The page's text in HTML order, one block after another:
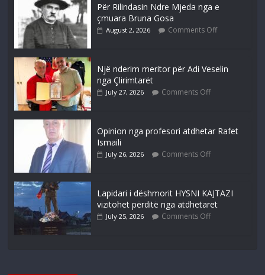
Për Rilindasin Ndre Mjeda nga e
çmuara Bruna Gosa
August 2, 2026 Comments Off
Një nderim meritor për Adi Veselin
nga Çlirimtarët
July 27, 2026 Comments Off
Opinion nga profesori atdhetar Rafet
Ismaili
July 26, 2026 Comments Off
Lapidari i dëshmorit HYSNI KAJTAZI
vizitohet përditë nga atdhetaret
July 25, 2026 Comments Off